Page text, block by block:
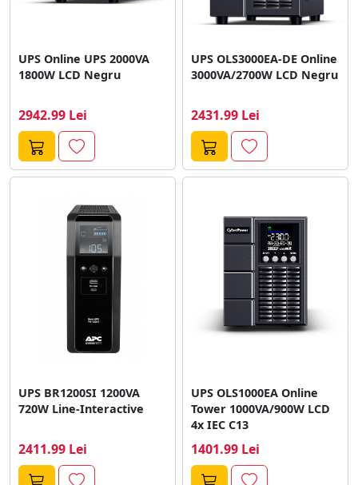
UPS Online UPS 2000VA
1800W LCD Negru
2942.99 Lei
UPS OLS3000EA-DE Online
3000VA/2700W LCD Negru
2431.99 Lei
UPS BR1200SI 1200VA
720W Line-Interactive
2411.99 Lei
UPS OLS1000EA Online
Tower 1000VA/900W LCD
4x IEC C13
1401.99 Lei